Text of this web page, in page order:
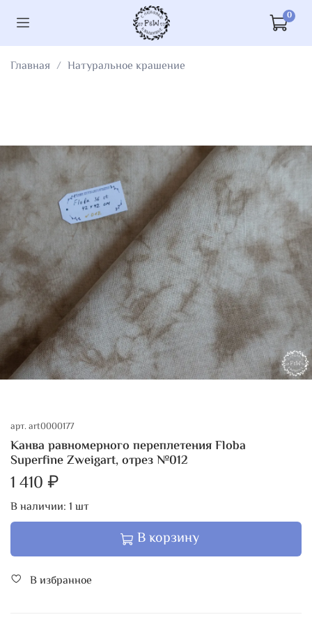
0
Главная Натуральное крашение
арт.art0000177
Канва равномерного переплетения Floba
Superfine Zweigart, отрез №012
1 410 ₽
В наличии: 1 шт
В корзину
В избранное